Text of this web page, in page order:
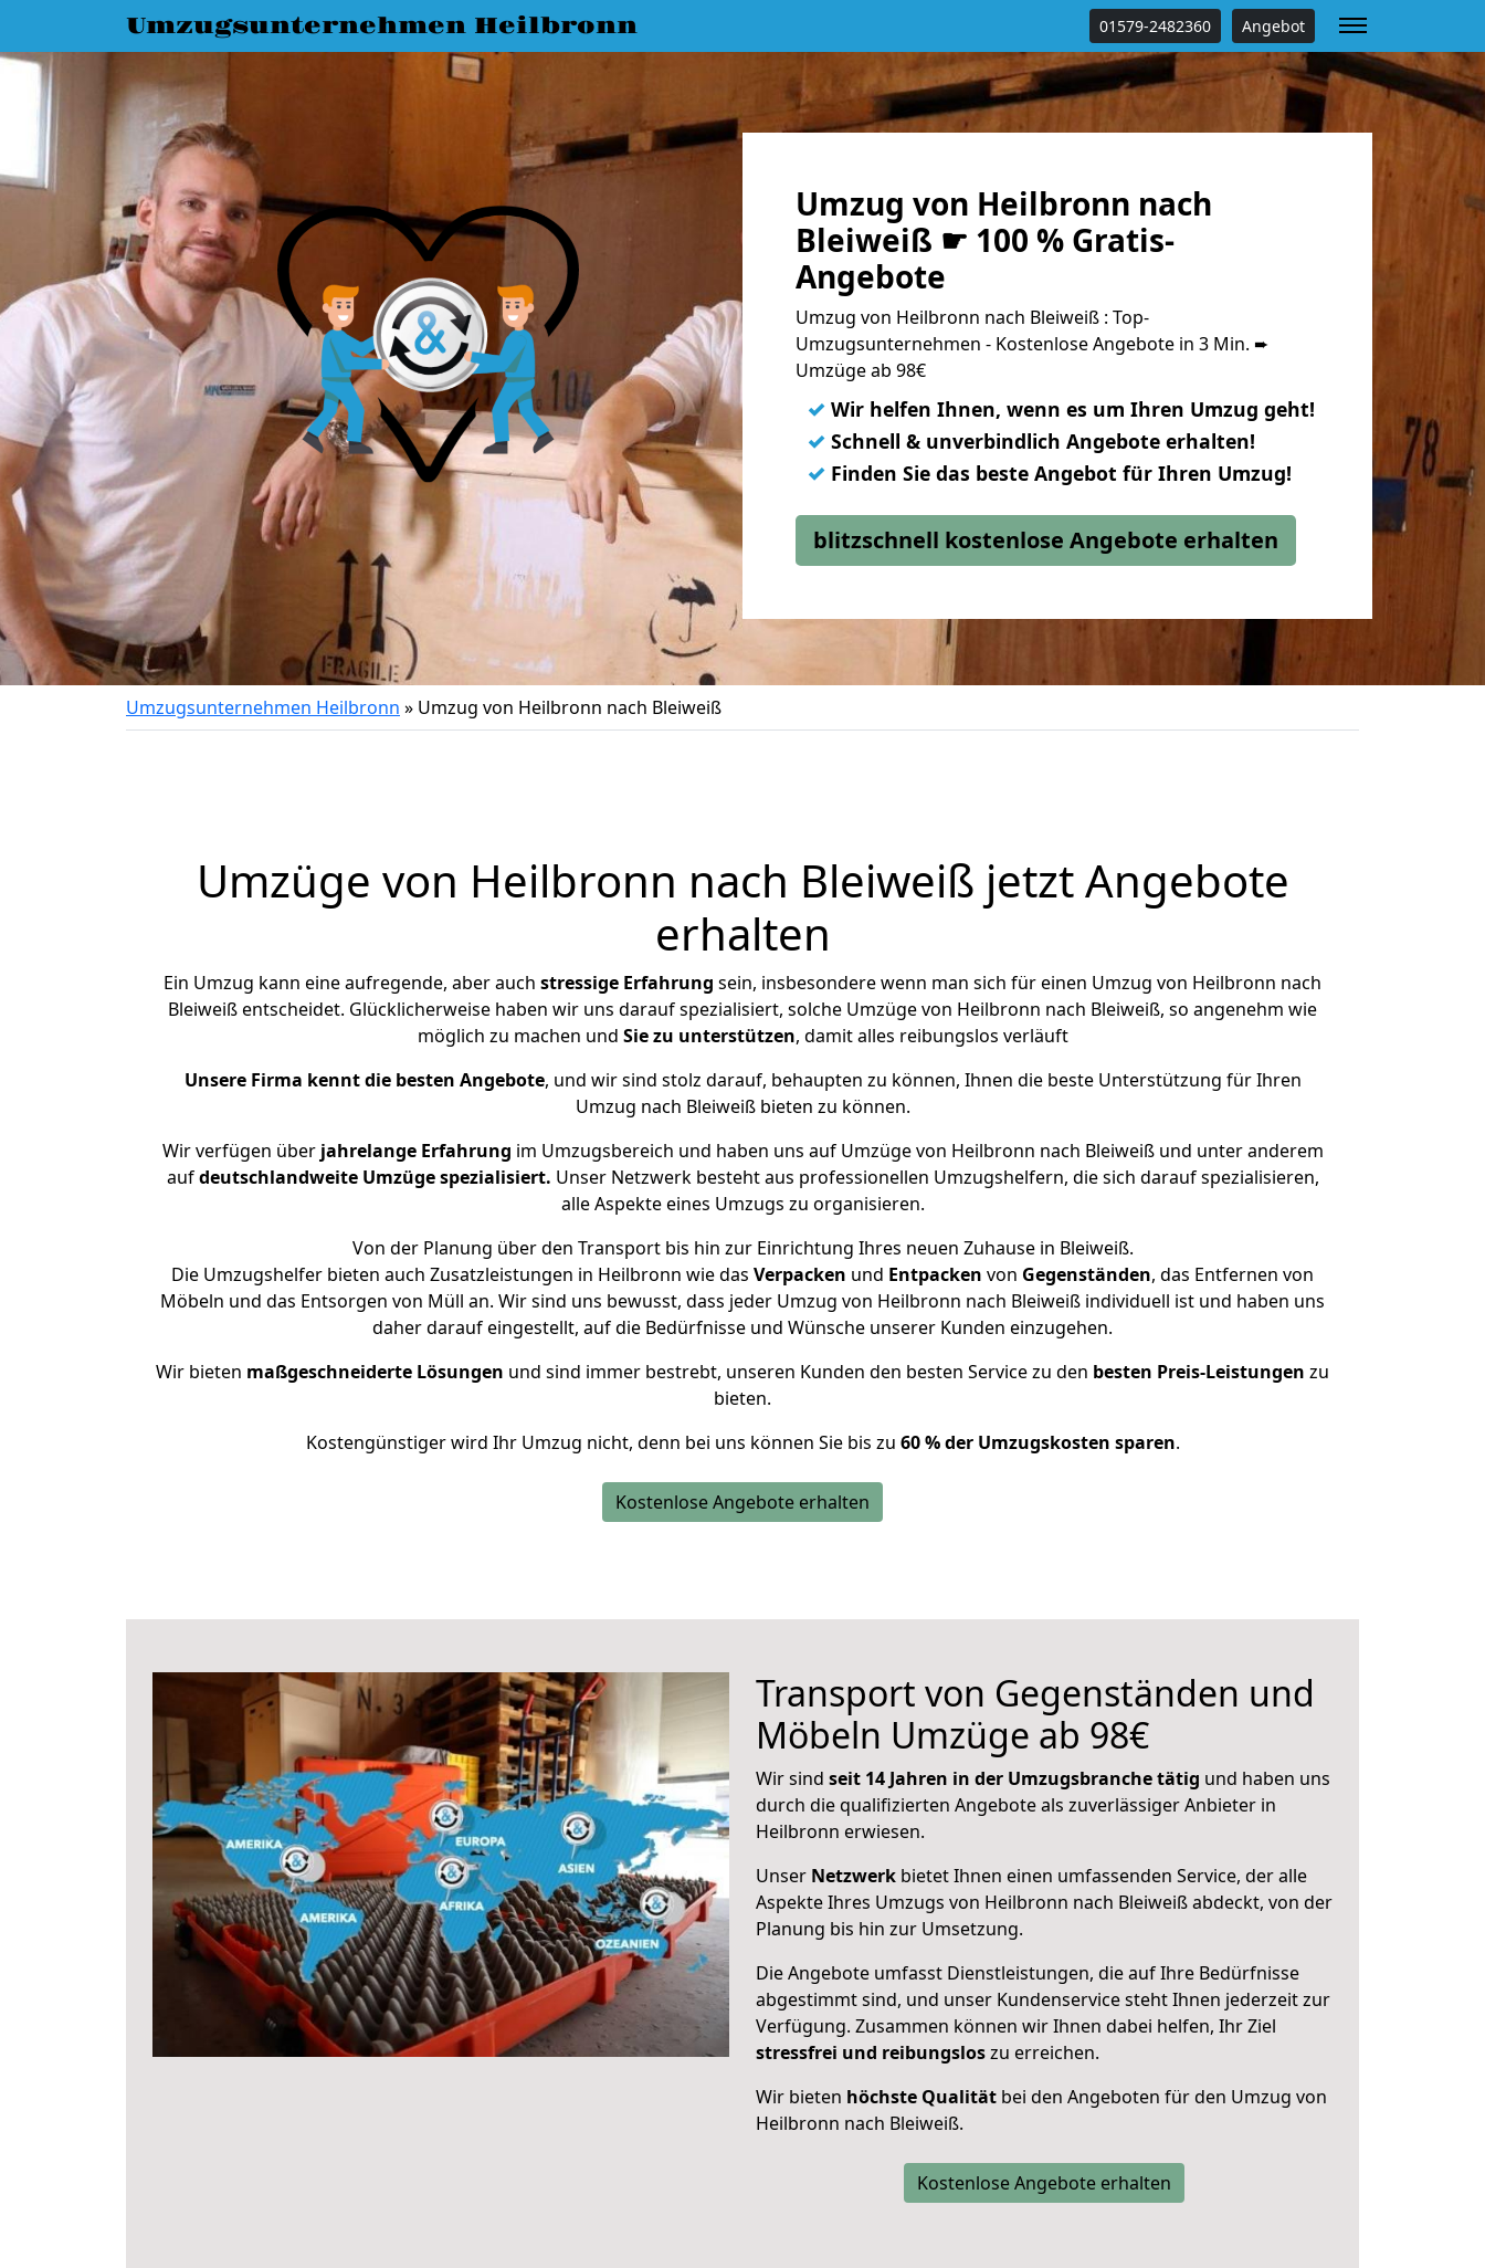
Umzugsunternehmen Heilbronn 01579-2482360 Angebot
Umzug von Heilbronn nach
Bleiweiß ☛ 100 % Gratis-
Angebote
Umzug von Heilbronn nach Bleiweiß : Top-
Umzugsunternehmen - Kostenlose Angebote in 3 Min. ➨
Umzüge ab 98€
✓ Wir helfen Ihnen, wenn es um Ihren Umzug geht!
✓ Schnell & unverbindlich Angebote erhalten!
✓ Finden Sie das beste Angebot für Ihren Umzug!
blitzschnell kostenlose Angebote erhalten
Umzugsunternehmen Heilbronn » Umzug von Heilbronn nach Bleiweiß
Umzüge von Heilbronn nach Bleiweiß jetzt Angebote
erhalten
Ein Umzug kann eine aufregende, aber auch stressige Erfahrung sein, insbesondere wenn man sich für einen Umzug von Heilbronn nach
Bleiweiß entscheidet. Glücklicherweise haben wir uns darauf spezialisiert, solche Umzüge von Heilbronn nach Bleiweiß, so angenehm wie
möglich zu machen und Sie zu unterstützen, damit alles reibungslos verläuft
Unsere Firma kennt die besten Angebote, und wir sind stolz darauf, behaupten zu können, Ihnen die beste Unterstützung für Ihren
Umzug nach Bleiweiß bieten zu können.
Wir verfügen überjahrelange Erfahrung im Umzugsbereich und haben uns auf Umzüge von Heilbronn nach Bleiweiß und unter anderem
aufdeutschlandweite Umzüge spezialisiert. Unser Netzwerk besteht aus professionellen Umzugshelfern, die sich darauf spezialisieren,
alle Aspekte eines Umzugs zu organisieren.
Von der Planung über den Transport bis hin zur Einrichtung Ihres neuen Zuhause in Bleiweiß.
Die Umzugshelfer bieten auch Zusatzleistungen in Heilbronn wie das Verpacken und Entpacken von Gegenständen, das Entfernen von
Möbeln und das Entsorgen von Müll an. Wir sind uns bewusst, dass jeder Umzug von Heilbronn nach Bleiweiß individuell ist und haben uns
daher darauf eingestellt, auf die Bedürfnisse und Wünsche unserer Kunden einzugehen.
Wir bieten maßgeschneiderte Lösungen und sind immer bestrebt, unseren Kunden den besten Service zu den besten Preis-Leistungen zu
bieten.
Kostengünstiger wird Ihr Umzug nicht, denn bei uns können Sie bis zu 60 % der Umzugskosten sparen.
Kostenlose Angebote erhalten
Transport von Gegenständen und
Möbeln Umzüge ab 98€
Wir sind seit 14 Jahren in der Umzugsbranche tätig und haben uns
durch die qualifizierten Angebote als zuverlässiger Anbieter in
Heilbronn erwiesen.
Unser Netzwerk bietet Ihnen einen umfassenden Service, der alle
Aspekte Ihres Umzugs von Heilbronn nach Bleiweiß abdeckt, von der
Planung bis hin zur Umsetzung.
Die Angebote umfasst Dienstleistungen, die auf Ihre Bedürfnisse
abgestimmt sind, und unser Kundenservice steht Ihnen jederzeit zur
Verfügung. Zusammen können wir Ihnen dabei helfen, Ihr Ziel
stressfrei und reibungsloszu erreichen.
Wir bieten höchste Qualität bei den Angeboten für den Umzug von
Heilbronn nach Bleiweiß.
Kostenlose Angebote erhalten